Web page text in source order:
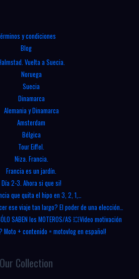
y condiciones
Blog
Vuelta a Suecia.
Noruega
Suecia
Dinamarca
Alemania y Dinamarca
Amsterdam
Bélgica
Tour Eiffel.
Niza. Francia.
Francia es un jardín.
Día 2-3. Ahora si que si!
que quita el hipo en 3, 2, 1,…
ese viaje tan largo? El poder de una elección…
SABEN los MOTEROS/AS 💥Vídeo motivación
Moto + contenido = motovlog en español!
Our Collection